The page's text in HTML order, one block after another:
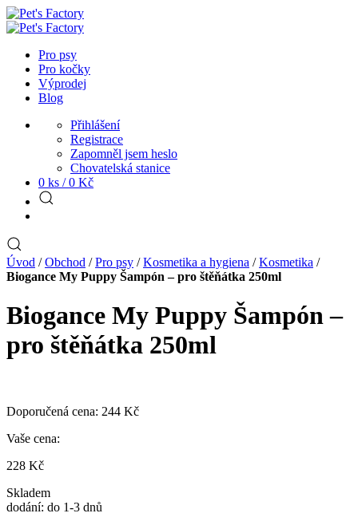
Pro psy
Pro kočky
Výprodej
Blog
Přihlášení
Registrace
Zapomněl jsem heslo
Chovatelská stanice
0 ks / 0 Kč
Úvod /Obchod /Pro psy /Kosmetika a hygiena /Kosmetika /
Biogance My Puppy Šampón – pro štěňátka 250ml
Biogance My Puppy Šampón –
pro štěňátka 250ml
Doporučená cena: 244 Kč
Vaše cena:
228 Kč
Skladem
dodání: do 1-3 dnů